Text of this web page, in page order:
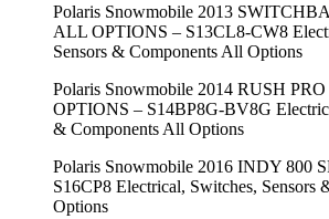
Polaris Snowmobile 2013
ALL OPTIONS – S13CL8-CW8
Sensors & Components All Options
Polaris Snowmobile 2014 RUSH
OPTIONS – S14BP8G-BV8G
& Components All Options
Polaris Snowmobile 2016 INDY 800
S16CP8 Electrical, Switches, Sensors
Options